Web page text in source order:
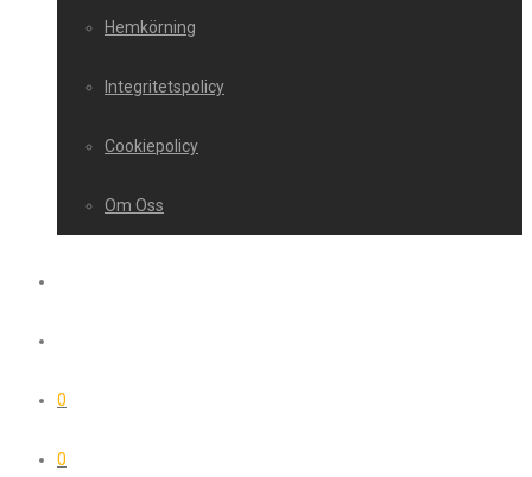
Hemkörning
Integritetspolicy
Cookiepolicy
Om Oss
0
0